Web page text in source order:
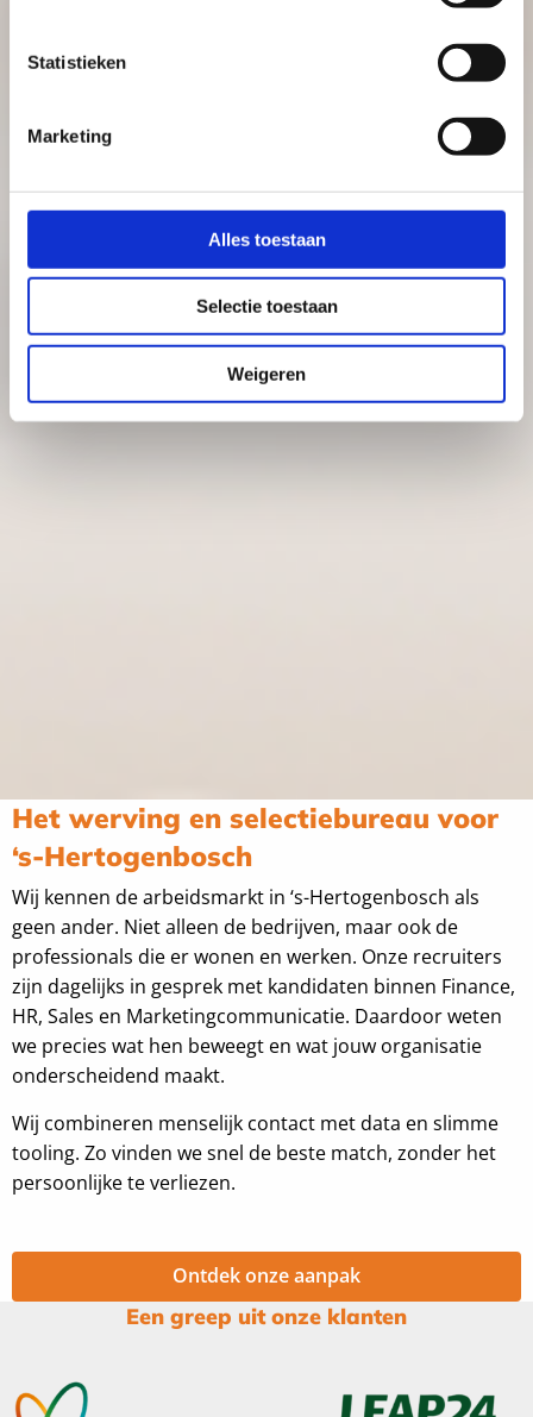
Statistieken
Marketing
Alles toestaan
Selectie toestaan
Weigeren
Het werving en selectiebureau voor
‘s-Hertogenbosch
Wij kennen de arbeidsmarkt in ‘s-Hertogenbosch als
geen ander. Niet alleen de bedrijven, maar ook de
professionals die er wonen en werken. Onze recruiters
zijn dagelijks in gesprek met kandidaten binnen Finance,
HR, Sales en Marketingcommunicatie. Daardoor weten
we precies wat hen beweegt en wat jouw organisatie
onderscheidend maakt.
Wij combineren menselijk contact met data en slimme
tooling. Zo vinden we snel de beste match, zonder het
persoonlijke te verliezen.
Ontdek onze aanpak
Een greep uit onze klanten